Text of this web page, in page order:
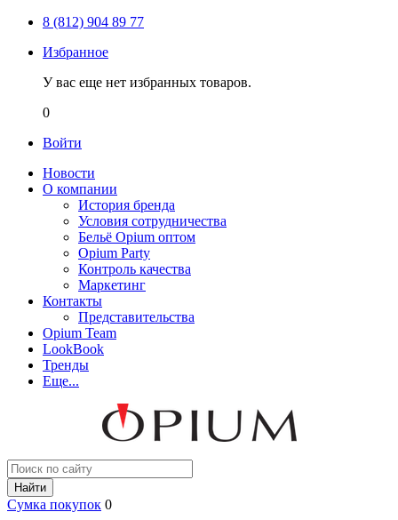
8 (812) 904 89 77
Избранное
У вас еще нет избранных товаров.
0
Войти
Новости
О компании
История бренда
Условия сотрудничества
Бельё Opium оптом
Opium Party
Контроль качества
Маркетинг
Контакты
Представительства
Opium Team
LookBook
Тренды
Еще...
Найти
Сумка покупок 0